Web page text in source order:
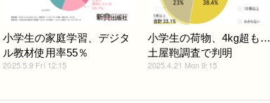
小学生の家庭学習、デジタ
ル教材使用率55％
2025.5.9 Fri 12:15
小学生の荷物、4kg超も…
土屋鞄調査で判明
2025.4.21 Mon 9:15